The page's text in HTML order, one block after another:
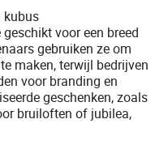
kubus
voor een breed
gebruiken ze om
maken, terwijl bedrijven
voor branding en
geschenken, zoals
bruiloften of jubilea,